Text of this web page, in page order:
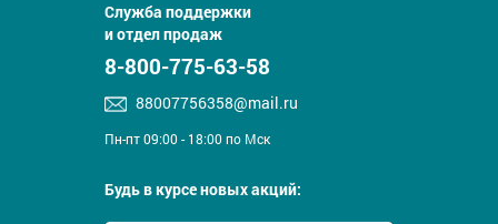
Служба поддержки
и отдел продаж
8-800-775-63-58
88007756358@mail.ru
Пн-пт 09:00 - 18:00 по Мск
Будь в курсе новых акций: